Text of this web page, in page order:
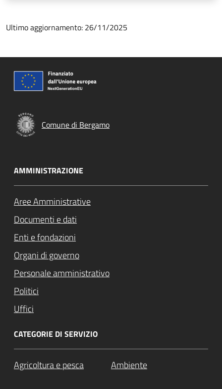
Ultimo aggiornamento: 26/11/2025
Comune di Bergamo
AMMINISTRAZIONE
Aree Amministrative
Documenti e dati
Enti e fondazioni
Organi di governo
Personale amministrativo
Politici
Uffici
CATEGORIE DI SERVIZIO
Agricoltura e pesca Ambiente